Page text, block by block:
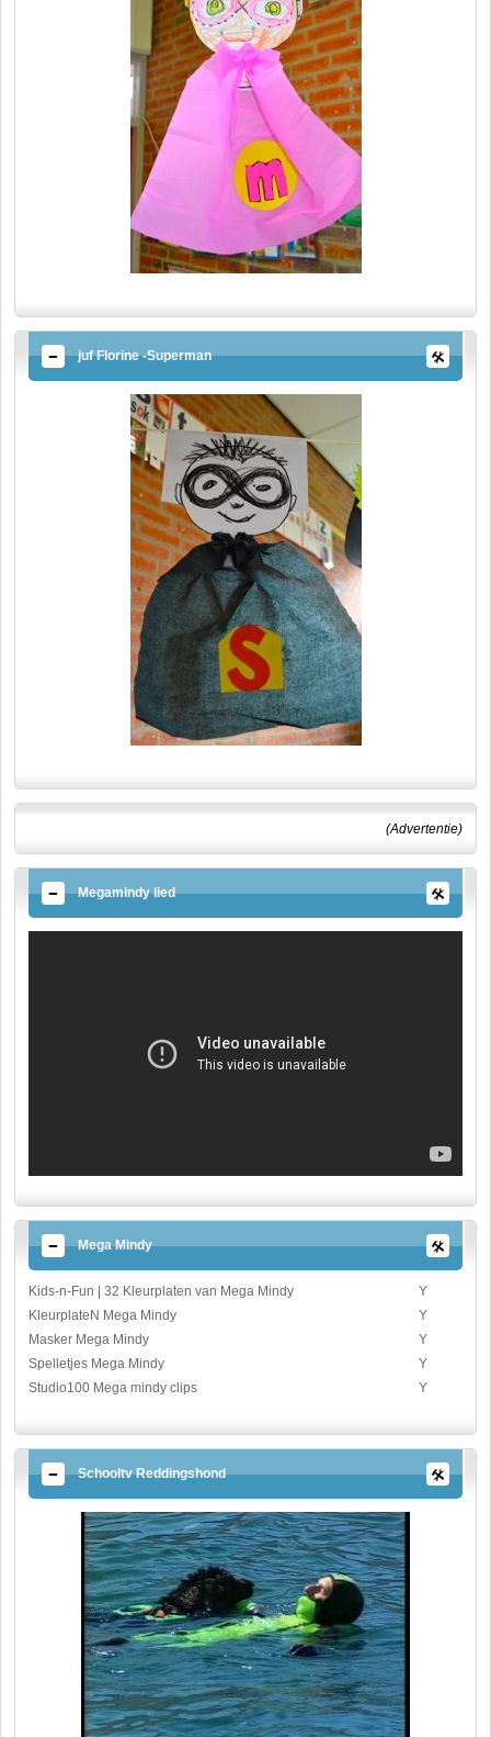
juf Florine -Superman
(Advertentie)
Megamindy lied
Mega Mindy
Kids-n-Fun | 32 Kleurplaten van Mega Mindy
Y
KleurplateN Mega Mindy
Y
Masker Mega Mindy
Y
Spelletjes Mega Mindy
Y
Studio100 Mega mindy clips
Y
Schooltv Reddingshond